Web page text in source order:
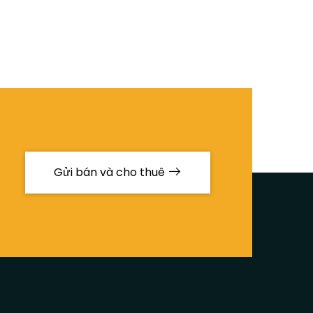
Gửi bán và cho thuê